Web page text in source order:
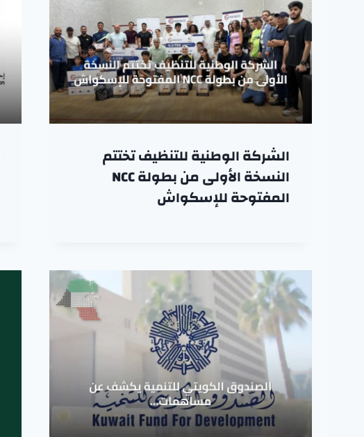
الشركة الوطنية للتنظيف تختتم
النسخة الأولى من بطولة NCC
المفتوحة للإسكواش